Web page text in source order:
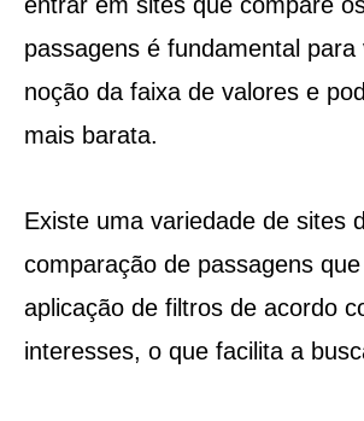
passagens é fundamental para
noção da faixa de valores e
mais barata.
Existe uma variedade de sites
comparação de passagens
aplicação de filtros de acordo
interesses, o que facilita a